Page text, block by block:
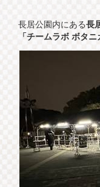
長居公園内にある長
「チームラボ ボタニ